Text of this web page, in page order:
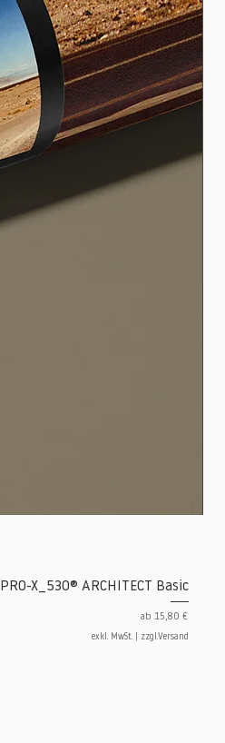
PRO-X_530® ARCHITECT Basic
ab 15,80 €
Sale-Preis
exkl. MwSt. zzgl.Versand